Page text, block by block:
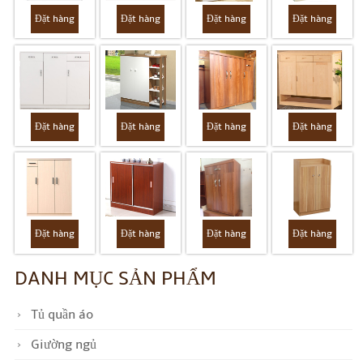
Đặt hàng Đặt hàng Đặt hàng Đặt hàng
Đặt hàng Đặt hàng Đặt hàng Đặt hàng
Đặt hàng Đặt hàng Đặt hàng Đặt hàng
DANH MỤC SẢN PHẨM
Tủ quần áo
Giường ngủ